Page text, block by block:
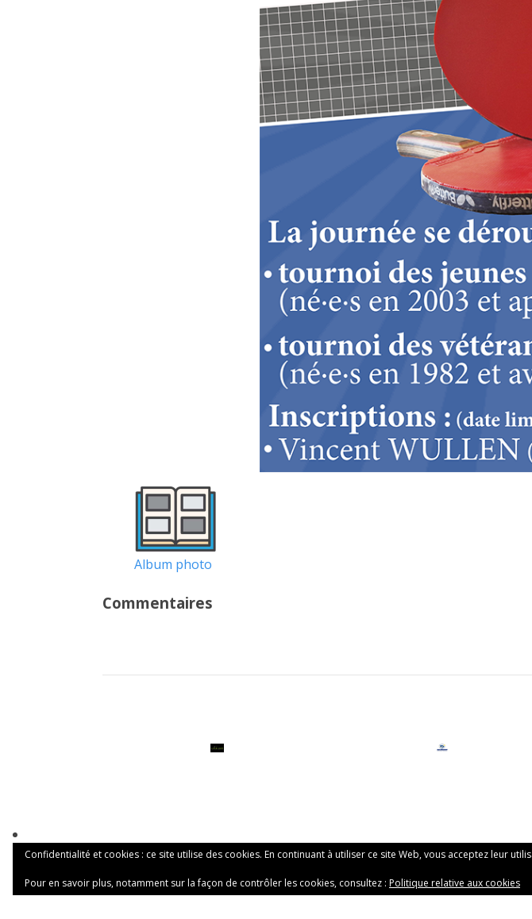
Album photo
Commentaires
Confidentialité et cookies : ce site utilise des cookies. En continuant à utiliser ce site Web, vous acceptez leur
Pour en savoir plus, notamment sur la façon de contrôler les cookies, consultez : Politique relative aux cookies